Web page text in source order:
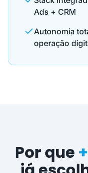
Ads + CRM
Autonomia
operação
Por que